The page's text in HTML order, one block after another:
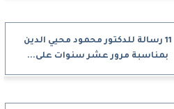
11 رسالة للدكتور محمود محيي الدين
بمناسبة مرور عشر سنوات على...